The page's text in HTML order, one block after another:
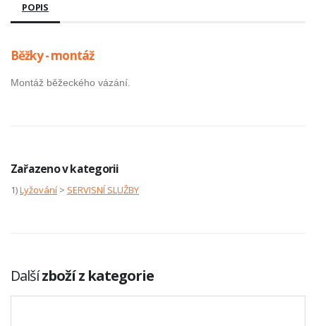
POPIS
Běžky - montáž
Montáž běžeckého vázání.
Zařazeno v kategorii
1)Lyžování > SERVISNÍ SLUŽBY
Dalšízboží z kategorie